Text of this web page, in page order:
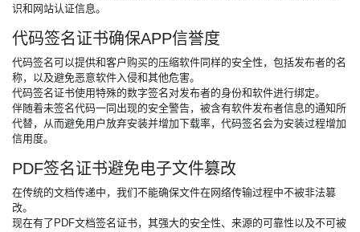
识和网站认证信息。
代码签名证书确保APP信誉度
代码签名可以提供和客户购买的压缩软件同样的安全性，包括发布者的名
称，以及避免恶意软件入侵和其他危害。
代码签名证书使用特殊的数字签名对发布者的身份和软件进行绑定。
伴随着未签名代码一同出现的安全警告，被含有软件发布者信息的通知所
代替，从而避免用户放弃安装并增加下载率，代码签名会为安装过程增加
信用度。
PDF签名证书避免电子文件篡改
在传统的文档传递中，我们不能确保文件在网络传输过程中不被非法篡
改。
现在有了PDF文档签名证书，其强大的安全性、来源的可靠性以及不可被